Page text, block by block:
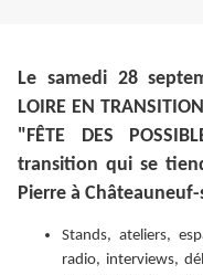
Le samedi 28
LOIRE EN
"FÊTE DES
transition qui se
Pierre à
Stands, ateliers,
radio, interviews,